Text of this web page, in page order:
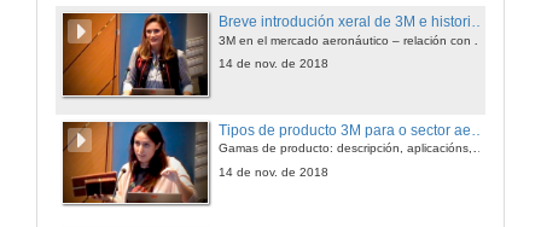
Breve introdución xeral de 3M e historia + actividade actual de Airbus
14 de nov. de 2018
Gamas de producto: descripción, aplicacións, datos técnicos
14 de nov. de 2018